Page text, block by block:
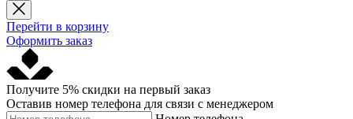
Перейти в корзину
Оформить заказ
Получите 5% скидки на первый заказ
Оставив номер телефона для связи с менеджером